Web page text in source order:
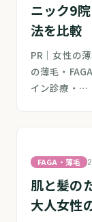
ニック9
法を比較
PR｜女性の
の薄毛・
イン診療・…
FAGA・薄毛
肌と髪の
大人女性